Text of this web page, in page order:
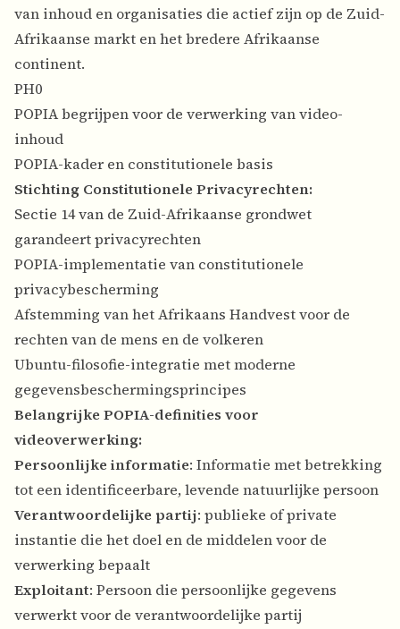
van inhoud en organisaties die actief zijn op de Zuid-
Afrikaanse markt en het bredere Afrikaanse
continent.
PH0
POPIA begrijpen voor de verwerking van video-
inhoud
POPIA-kader en constitutionele basis
Stichting Constitutionele Privacyrechten:
Sectie 14 van de Zuid-Afrikaanse grondwet
garandeert privacyrechten
POPIA-implementatie van constitutionele
privacybescherming
Afstemming van het Afrikaans Handvest voor de
rechten van de mens en de volkeren
Ubuntu-filosofie-integratie met moderne
gegevensbeschermingsprincipes
Belangrijke POPIA-definities voor
videoverwerking:
Persoonlijke informatie: Informatie met betrekking
tot een identificeerbare, levende natuurlijke persoon
Verantwoordelijke partij: publieke of private
instantie die het doel en de middelen voor de
verwerking bepaalt
Exploitant: Persoon die persoonlijke gegevens
verwerkt voor de verantwoordelijke partij